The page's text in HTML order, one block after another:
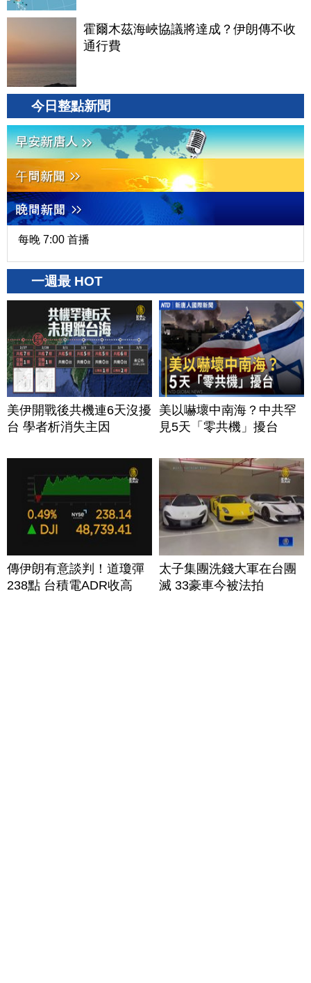
霍爾木茲海峽協議將達成？伊朗傳不收
通行費
今日整點新聞
每晚 7:00 首播
一週最 HOT
美伊開戰後共機連6天沒擾
台 學者析消失主因
美以嚇壞中南海？中共罕
見5天「零共機」擾台
傳伊朗有意談判！道瓊彈
238點 台積電ADR收高
太子集團洗錢大軍在台團
滅 33豪車今被法拍